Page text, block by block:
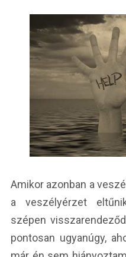
Amikor azonban a
a veszélyérzet
szépen
pontosan ugyanúgy,